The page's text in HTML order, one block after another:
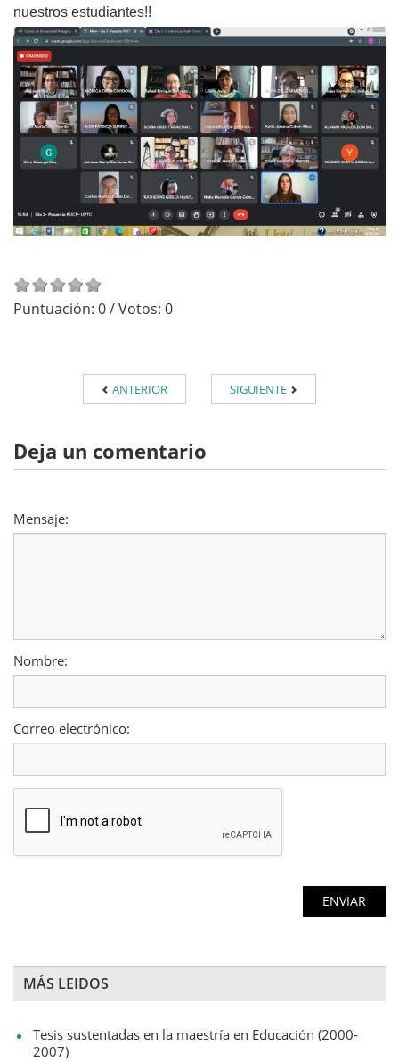
nuestros estudiantes!!
Puntuación: 0/ Votos: 0
ANTERIOR SIGUIENTE
Deja un comentario
Mensaje:
Nombre:
Correo electrónico:
MÁS LEIDOS
Tesis sustentadas en la maestría en Educación (2000-
2007)